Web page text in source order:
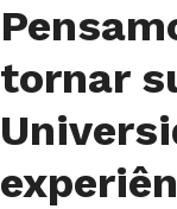
tornar